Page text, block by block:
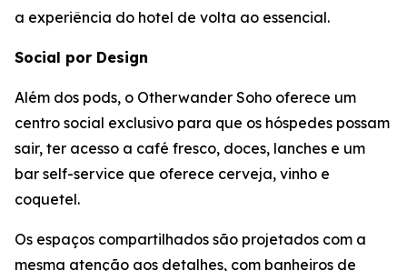
a experiência do hotel de volta ao essencial.
Social por Design
Além dos pods, o Otherwander Soho oferece um
centro social exclusivo para que os hóspedes possam
sair, ter acesso a café fresco, doces, lanches e um
bar self-service que oferece cerveja, vinho e
coquetel.
Os espaços compartilhados são projetados com a
mesma atenção aos detalhes, com banheiros de